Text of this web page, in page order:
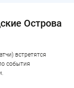
Острова
встретятся
события